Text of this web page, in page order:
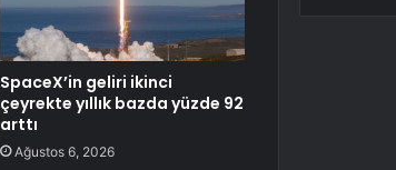
SpaceX’in geliri ikinci
çeyrekte yıllık bazda yüzde 92
arttı
Ağustos 6, 2026